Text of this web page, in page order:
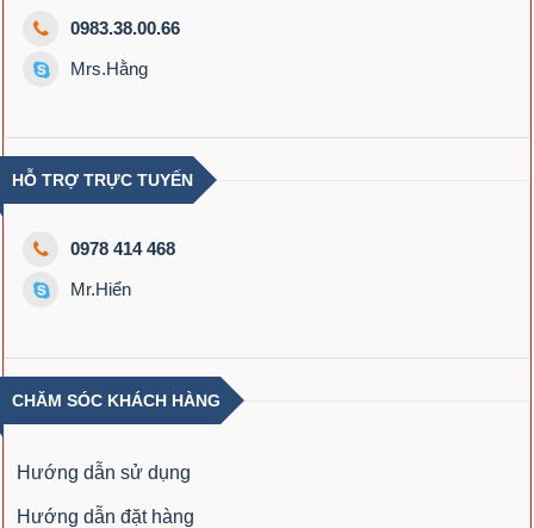
0983.38.00.66
Mrs.Hằng
HỖ TRỢ TRỰC TUYẾN
0978 414 468
Mr.Hiển
CHĂM SÓC KHÁCH HÀNG
Hướng dẫn sử dụng
Hướng dẫn đặt hàng